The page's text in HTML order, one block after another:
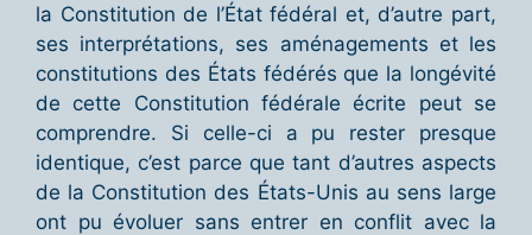
la Constitution de l’État fédéral et, d’autre part,
ses interprétations, ses aménagements et les
constitutions des États fédérés que la longévité
de cette Constitution fédérale écrite peut se
comprendre. Si celle-ci a pu rester presque
identique, c’est parce que tant d’autres aspects
de la Constitution des États-Unis au sens large
ont pu évoluer sans entrer en conflit avec la